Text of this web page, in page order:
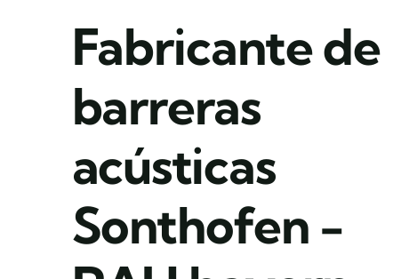
Fabricante de
barreras
acústicas
Sonthofen -